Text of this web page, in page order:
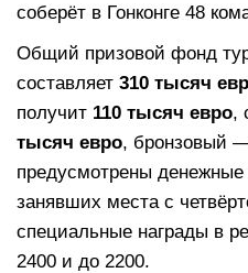
соберёт в Гонконге 48
Общий призовой фонд
составляет 310 тысяч
получит 110 тысяч евро,
тысяч евро, бронзовый
предусмотрены
занявших места с
специальные награды в
2400 и до 2200.